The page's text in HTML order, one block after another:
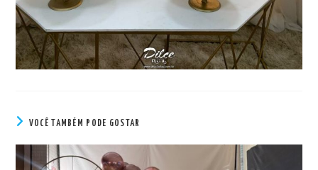
VOCÊ TAMBÉM PODE GOSTAR